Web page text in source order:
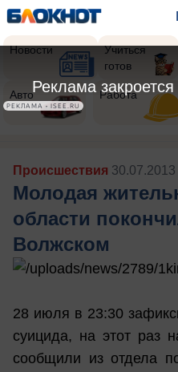
Новости
Учиться
готов
Авто Работа
Происшествия 30.07.2013
Молодая
области
Волжском
28 июля в 23:30
суицида, на этот раз
сообщили из отдела
Реклама закроется
РЕКЛАМА • ISEE.RU